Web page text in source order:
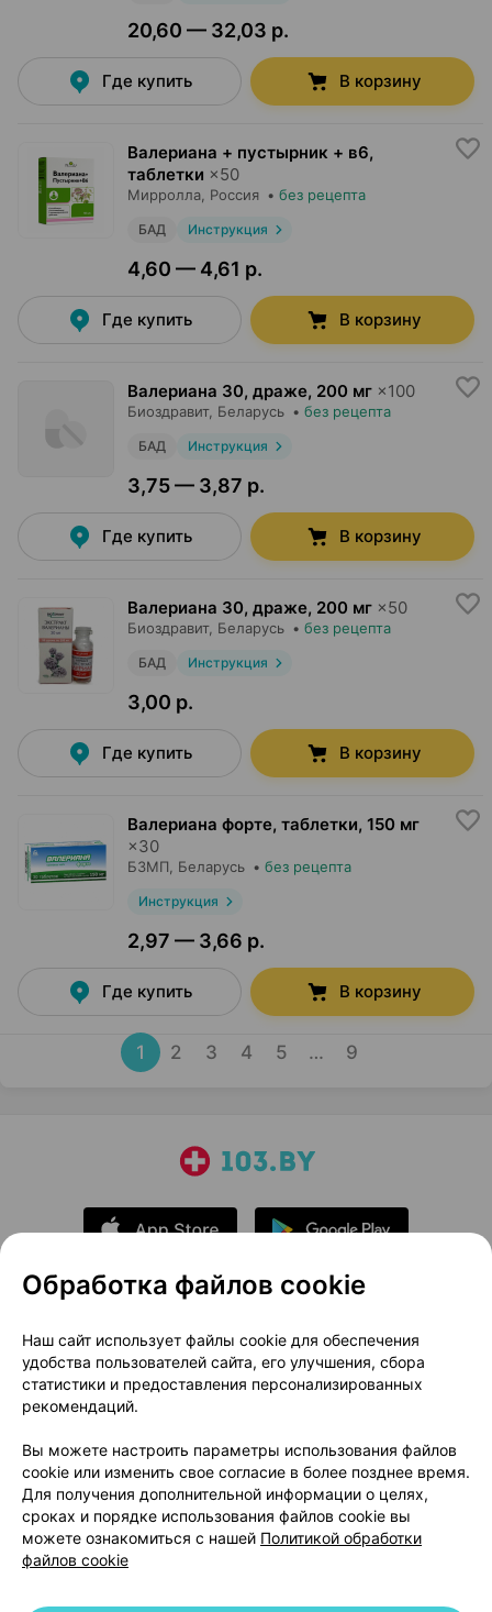
20,60 — 32,03 р.
Где купить В корзину
Валериана + пустырник + в6,
таблетки ×50
Мирролла , Россия • без рецепта
БАД Инструкция
4,60 — 4,61 р.
Где купить В корзину
Валериана 30, драже, 200 мг ×100
Биоздравит, Беларусь • без рецепта
БАД Инструкция
3,75 — 3,87 р.
Где купить В корзину
Валериана 30, драже, 200 мг ×50
Биоздравит, Беларусь • без рецепта
БАД Инструкция
3,00 р.
Где купить В корзину
Валериана форте, таблетки, 150 мг
×30
БЗМП , Беларусь • без рецепта
Инструкция
2,97 — 3,66 р.
Где купить В корзину
1 2 3 4 5 … 9
О проекте
Новости проекта
Размещение рекламы
Медицинский маркетинг
Публичный договор
Доставка
Способы оплаты
Вакансии
Партнеры
Написать руководителю 103.by
Написать в поддержку
Персональные настройки Cookie
Обработка файлов cookie
Наш сайт использует файлы cookie для обеспечения
удобства пользователей сайта, его улучшения, сбора
статистики и предоставления персонализированных
рекомендаций.
Вы можете настроить параметры использования файлов
cookie или изменить свое согласие в более позднее время.
Для получения дополнительной информации о целях,
сроках и порядке использования файлов cookie вы
можете ознакомиться с нашей Политикой обработки
файлов cookie